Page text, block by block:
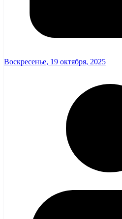
Воскресенье, 19 октября, 2025